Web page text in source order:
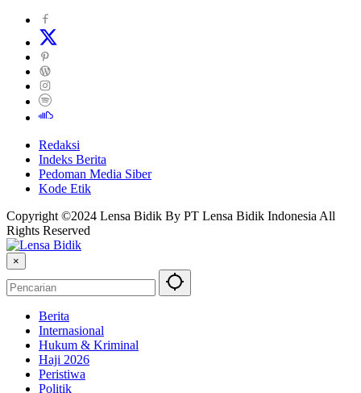
Redaksi
Indeks Berita
Pedoman Media Siber
Kode Etik
Copyright ©2024 Lensa Bidik By PT Lensa Bidik Indonesia All
Rights Reserved
×
Berita
Internasional
Hukum & Kriminal
Haji 2026
Peristiwa
Politik